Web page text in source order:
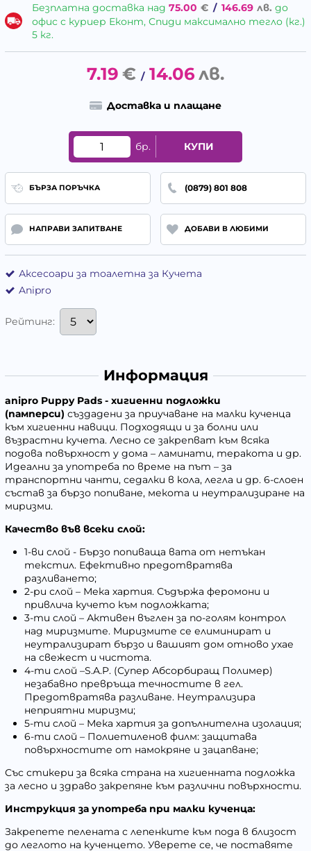
Безплатна доставка над 75.00 € / 146.69 лв. до
офис с куриер Еконт, Спиди максимално тегло (кг.)
5 кг.
7.19 € / 14.06 лв.
Доставка и плащане
бр. КУПИ
БЪРЗА ПОРЪЧКА (0879) 801 808
НАПРАВИ ЗАПИТВАНЕ ДОБАВИ В ЛЮБИМИ
Аксесоари за тоалетна за Кучета
Anipro
Рейтинг:
Информация
anipro Puppy Pads - хигиенни подложки
(памперси) създадени за приучаване на малки кученца
към хигиенни навици. Подходящи и за болни или
възрастни кучета. Лесно се закрепват към всяка
подова повърхност у дома – ламинати, теракота и др.
Идеални за употреба по време на път – за
транспортни чанти, седалки в кола, легла и др. 6-слоен
състав за бързо попиване, мекота и неутрализиране на
миризми.
Качество във всеки слой:
1-ви слой - Бързо попиваща вата от нетъкан
текстил. Ефективно предотвратява
разливането;
2-ри слой – Мека хартия. Съдържа феромони и
привлича кучето към подложката;
3-ти слой – Активен въглен за по-голям контрол
над миризмите. Миризмите се елиминират и
неутрализират бързо и вашият дом отново ухае
на свежест и чистота.
4-ти слой –S.A.P. (Супер Абсорбиращ Полимер)
незабавно превръща течностите в гел.
Предотвратява разливане. Неутрализира
неприятни миризми;
5-ти слой – Мека хартия за допълнителна изолация;
6-ти слой – Полиетиленов филм: защитава
повърхностите от намокряне и зацапване;
Със стикери за всяка страна на хигиенната подложка
за лесно и здраво закрепяне към различни повърхности.
Инструкция за употреба при малки кученца:
Закрепете пелената с лепенките към пода в близост
до леглото на кученцето. Уверете се, че поставяте